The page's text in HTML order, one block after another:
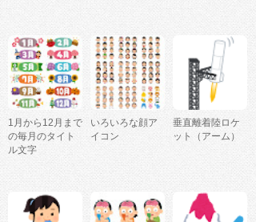
1月から12月まで
の毎月のタイト
ル文字
いろいろな顔ア
イコン
垂直離着陸ロケ
ット（アーム）